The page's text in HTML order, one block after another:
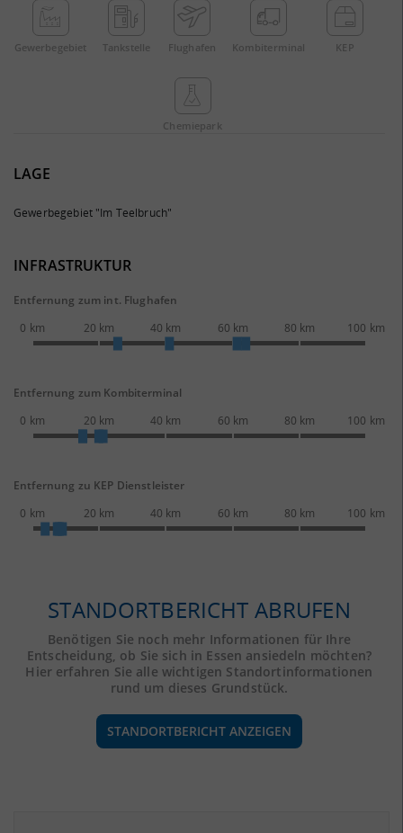
Gewerbe­gebiet Tankstelle Flughafen Kombi­terminal KEP
Chemie­park
LAGE
Gewerbegebiet "Im Teelbruch"
INFRASTRUKTUR
Entfernung zum int. Flughafen
0 km
20 km 40 km 60 km 80 km 100 km
Entfernung zum Kombiterminal
0 km
20 km 40 km 60 km 80 km 100 km
Entfernung zu KEP Dienstleister
0 km
20 km 40 km 60 km 80 km 100 km
STANDORTBERICHT ABRUFEN
Benötigen Sie noch mehr Informationen für Ihre
Entscheidung, ob Sie sich in Essen ansiedeln möchten?
Hier erfahren Sie alle wichtigen Standortinformationen
rund um dieses Grundstück.
STANDORTBERICHT ANZEIGEN